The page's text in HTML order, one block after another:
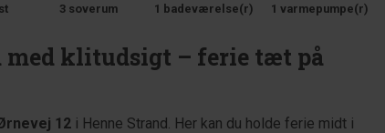
3 soverum 1 badeværelse(r) 1 varmepumpe(r)
med klitudsigt – ferie tæt på
12 i Henne Strand. Her kan du holde ferie midt i